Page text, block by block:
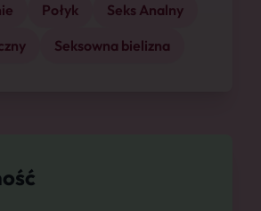
Połyk
Seks Analny
Seksowna bielizna